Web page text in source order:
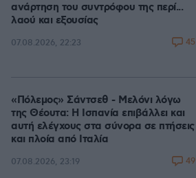
ανάρτηση του συντρόφου της περί...
λαού και εξουσίας
07.08.2026, 22:23 45
«Πόλεμος» Σάντσεθ - Μελόνι λόγω
της Θέουτα: Η Ισπανία επιβάλλει και
αυτή ελέγχους στα σύνορα σε πτήσεις
και πλοία από Ιταλία
07.08.2026, 23:19 49